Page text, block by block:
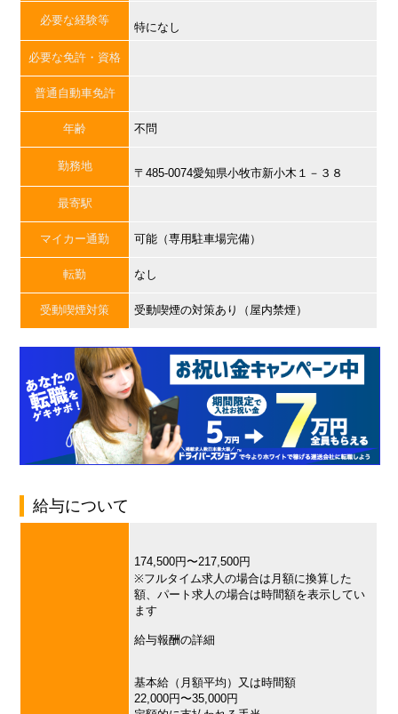
必要な経験等
特になし
必要な免許・資格
普通自動車免許
年齢 不問
勤務地
〒485-0074愛知県小牧市新小木１－３８
最寄駅
マイカー通勤 可能（専用駐車場完備）
転勤 なし
受動喫煙対策 受動喫煙の対策あり（屋内禁煙）
給与について
174,500円〜217,500円
※フルタイム求人の場合は月額に換算した
額、パート求人の場合は時間額を表示してい
ます
給与報酬の詳細
基本給（月額平均）又は時間額
22,000円〜35,000円